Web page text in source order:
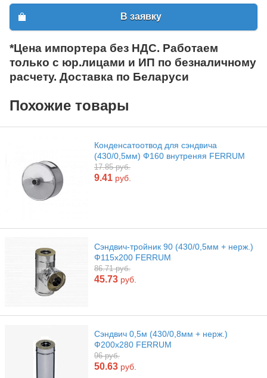
В заявку
*Цена импортера без НДС. Работаем
только с юр.лицами и ИП по безналичному
расчету. Доставка по Беларуси
Похожие товары
Конденсатоотвод для сэндвича
(430/0,5мм) Ф160 внутреняя FERRUM
17.85 руб.
9.41 руб.
Сэндвич-тройник 90 (430/0,5мм + нерж.)
Ф115х200 FERRUM
86.71 руб.
45.73 руб.
Сэндвич 0,5м (430/0,8мм + нерж.)
Ф200х280 FERRUM
96 руб.
50.63 руб.